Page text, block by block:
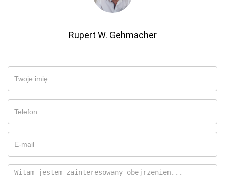
Rupert W. Gehmacher